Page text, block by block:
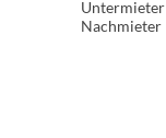
Untermieter
Nachmieter